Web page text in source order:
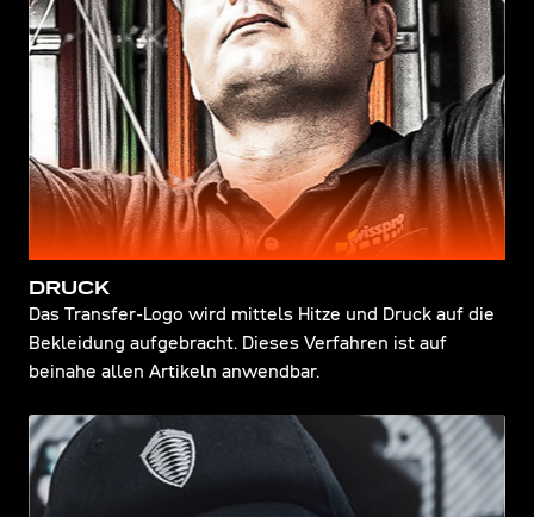
DRUCK
Das Transfer-Logo wird mittels Hitze und Druck auf die
Bekleidung aufgebracht. Dieses Verfahren ist auf
beinahe allen Artikeln anwendbar.